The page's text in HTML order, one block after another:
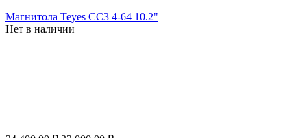
Магнитола Teyes CC3 4-64 10.2"
Нет в наличии